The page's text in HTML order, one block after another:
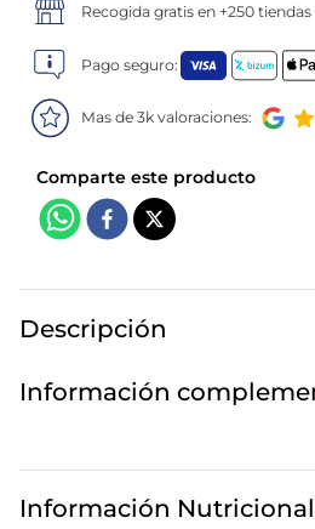
Recogida gratis en +250 tiendas
Pago seguro:
Mas de 3k valoraciones:
Descripción
Información
Información Nutricional
. gambon